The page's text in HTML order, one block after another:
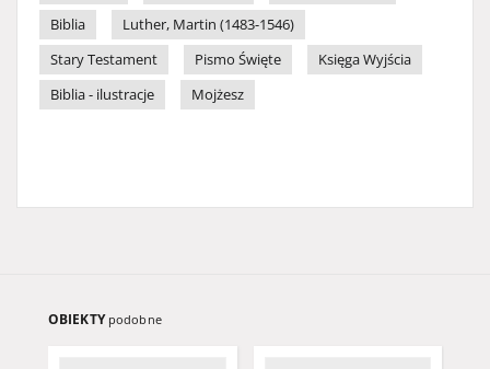
Biblia
Luther, Martin (1483-1546)
Stary Testament
Pismo Święte
Księga Wyjścia
Biblia - ilustracje
Mojżesz
OBIEKTY podobne